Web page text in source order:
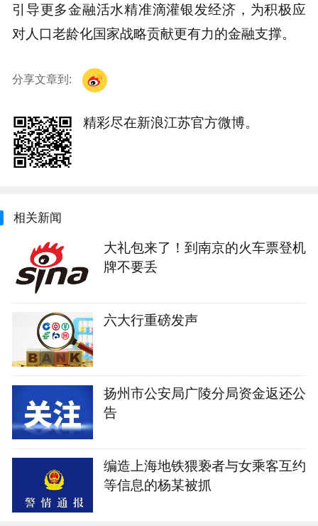
引导更多金融活水精准滴灌银发经济，为积极应
对人口老龄化国家战略贡献更有力的金融支撑。
分享文章到:
精彩尽在新浪江苏官方微博。
相关新闻
大礼包来了！到南京的火车票登机
牌不要丢
六大行重磅发声
扬州市公安局广陵分局资金返还公
告
编造上海地铁猥亵者与女乘客互约
等信息的杨某被抓